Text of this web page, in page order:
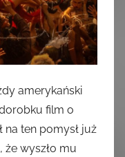
amerykański
film o
na ten pomysł już
że wyszło mu